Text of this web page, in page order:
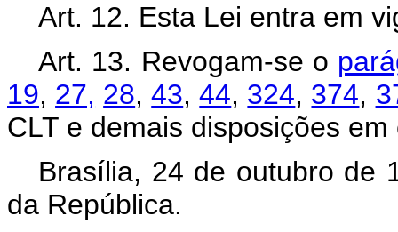
Art. 12. Esta Lei entra em
Art. 13. Revogam-se o
19, 27, 28,43,44, 324, 374,
CLT e demais disposições
Brasília, 24 de outubro de
da República.